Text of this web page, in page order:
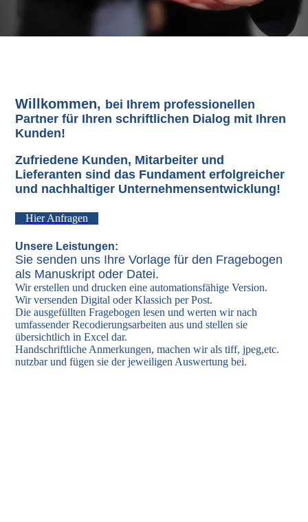
Willkommen, bei Ihrem professionellen
Partner für Ihren schriftlichen Dialog mit Ihren
Kunden!
Zufriedene Kunden, Mitarbeiter und
Lieferantensind das Fundament erfolgreicher
und nachhaltiger Unternehmensentwicklung!
Hier Anfragen
Unsere Leistungen:
Sie senden uns Ihre Vorlage für den Fragebogen
als Manuskript oder Datei.
Wir erstellen und drucken eine automationsfähige Version.
Wir versenden Digital oder Klassich per Post.
Die ausgefüllten Fragebogen lesen und werten wir nach
umfassender Recodierungsarbeiten aus und stellen sie
übersichtlich in Excel dar.
Handschriftliche Anmerkungen, machen wir als tiff, jpeg,etc.
nutzbar und fügen sie der jeweiligen Auswertung bei.